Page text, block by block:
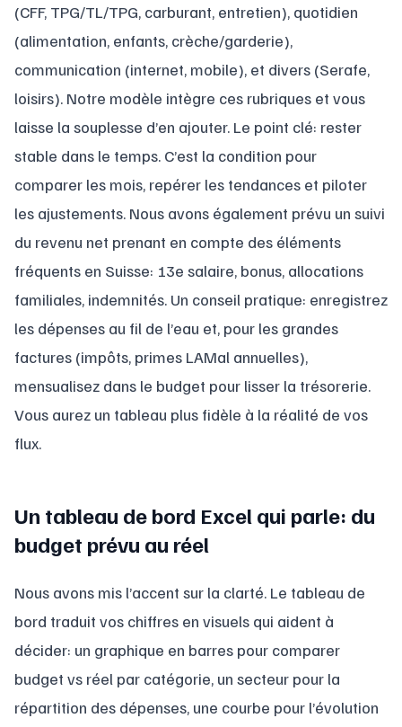
(CFF, TPG/TL/TPG, carburant, entretien), quotidien
(alimentation, enfants, crèche/garderie),
communication (internet, mobile), et divers (Serafe,
loisirs). Notre modèle intègre ces rubriques et vous
laisse la souplesse d’en ajouter. Le point clé: rester
stable dans le temps. C’est la condition pour
comparer les mois, repérer les tendances et piloter
les ajustements. Nous avons également prévu un suivi
du revenu net prenant en compte des éléments
fréquents en Suisse: 13e salaire, bonus, allocations
familiales, indemnités. Un conseil pratique: enregistrez
les dépenses au fil de l’eau et, pour les grandes
factures (impôts, primes LAMal annuelles),
mensualisez dans le budget pour lisser la trésorerie.
Vous aurez un tableau plus fidèle à la réalité de vos
flux.
Un tableau de bord Excel qui parle: du
budget prévu au réel
Nous avons mis l’accent sur la clarté. Le tableau de
bord traduit vos chiffres en visuels qui aident à
décider: un graphique en barres pour comparer
budget vs réel par catégorie, un secteur pour la
répartition des dépenses, une courbe pour l’évolution